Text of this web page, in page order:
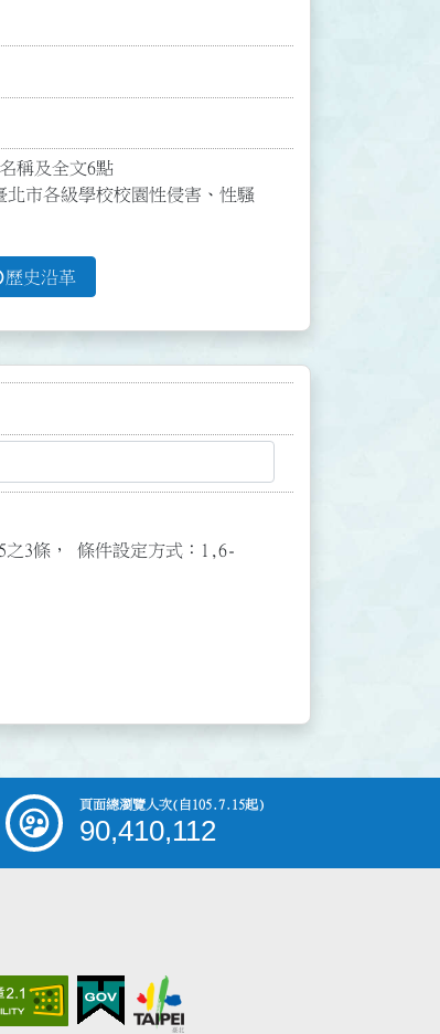
稱及全文6點
北市各級學校校園性侵害、性騷
歷史沿革
3條， 條件設定方式：1,6-
頁面總瀏覽人次(自105.7.15起)
90,410,112